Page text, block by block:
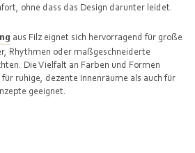
ohne dass das Design darunter leidet.
aus Filz eignet sich hervorragend für große
Rhythmen oder maßgeschneiderte
Die Vielfalt an Farben und Formen
ruhige, dezente Innenräume als auch für
geeignet.